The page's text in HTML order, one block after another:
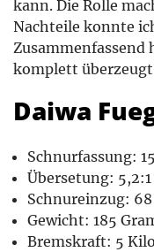
kann. Die Rolle
Nachteile konnte
Zusammenfassend
komplett überzeugt
Daiwa
Schnurfassung:
Übersetung: 5,2:1
Schnureinzug:
Gewicht: 185
Bremskraft: 5 Kilo